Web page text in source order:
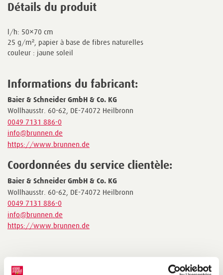
Détails du produit
l/h: 50×70 cm
25 g/m², papier à base de fibres naturelles
couleur : jaune soleil
Informations du fabricant:
Baier & Schneider GmbH & Co. KG
Wollhausstr. 60-62, DE-74072 Heilbronn
0049 7131 886-0
info@brunnen.de
https://www.brunnen.de
Coordonnées du service clientèle:
Baier & Schneider GmbH & Co. KG
Wollhausstr. 60-62, DE-74072 Heilbronn
0049 7131 886-0
info@brunnen.de
https://www.brunnen.de